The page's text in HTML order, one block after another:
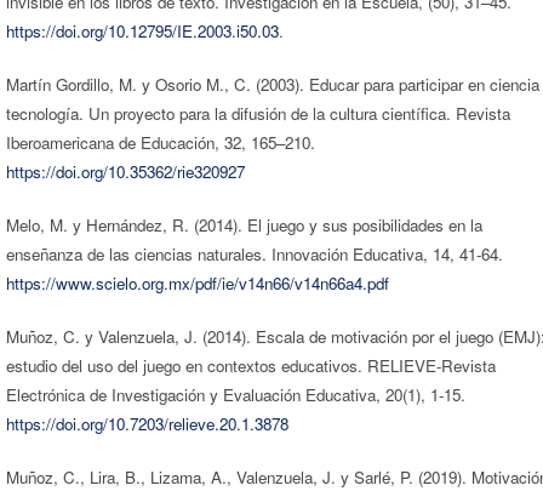
https://doi.org/10.12795/IE.2003.i50.03.
Martín Gordillo, M. y Osorio M., C. (2003). Educar para participar en
tecnología. Un proyecto para la difusión de la cultura científica. Revista
Iberoamericana de Educación, 32, 165–210.
https://doi.org/10.35362/rie320927
Melo, M. y Hernández, R. (2014). El juego y sus posibilidades en la
enseñanza de las ciencias naturales. Innovación Educativa, 14, 41-64.
https://www.scielo.org.mx/pdf/ie/v14n66/v14n66a4.pdf
Muñoz, C. y Valenzuela, J. (2014). Escala de motivación por el juego
estudio del uso del juego en contextos educativos. RELIEVE-Revista
Electrónica de Investigación y Evaluación Educativa, 20(1), 1-15.
https://doi.org/10.7203/relieve.20.1.3878
Muñoz, C., Lira, B., Lizama, A., Valenzuela, J. y Sarlé, P. (2019).